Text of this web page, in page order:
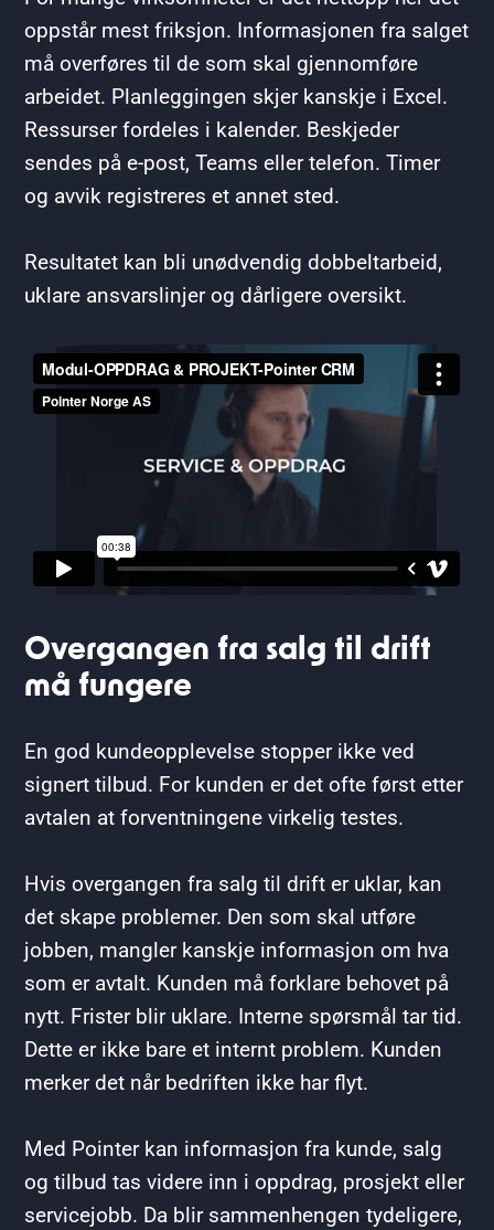
oppstår mest friksjon. Informasjonen fra salget
må overføres til de som skal gjennomføre
arbeidet. Planleggingen skjer kanskje i Excel.
Ressurser fordeles i kalender. Beskjeder
sendes på e-post, Teams eller telefon. Timer
og avvik registreres et annet sted.
Resultatet kan bli unødvendig dobbeltarbeid,
uklare ansvarslinjer og dårligere oversikt.
Overgangen fra salg til drift
må fungere
En god kundeopplevelse stopper ikke ved
signert tilbud. For kunden er det ofte først etter
avtalen at forventningene virkelig testes.
Hvis overgangen fra salg til drift er uklar, kan
det skape problemer. Den som skal utføre
jobben, mangler kanskje informasjon om hva
som er avtalt. Kunden må forklare behovet på
nytt. Frister blir uklare. Interne spørsmål tar tid.
Dette er ikke bare et internt problem. Kunden
merker det når bedriften ikke har flyt.
Med Pointer kan informasjon fra kunde, salg
og tilbud tas videre inn i oppdrag, prosjekt eller
servicejobb. Da blir sammenhengen tydeligere,